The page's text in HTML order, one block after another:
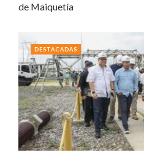
de Maiquetía
DESTACADAS